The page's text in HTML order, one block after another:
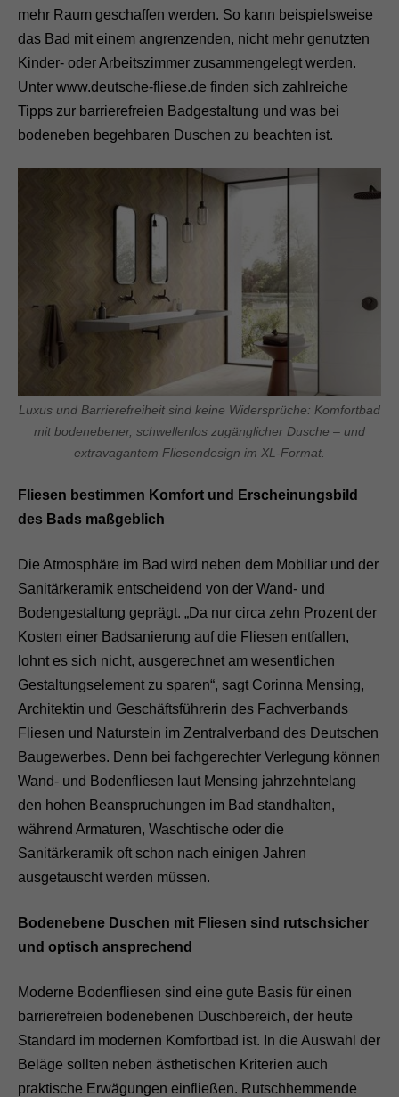
mehr Raum geschaffen werden. So kann beispielsweise
das Bad mit einem angrenzenden, nicht mehr genutzten
Kinder- oder Arbeitszimmer zusammengelegt werden.
Unter www.deutsche-fliese.de finden sich zahlreiche
Tipps zur barrierefreien Badgestaltung und was bei
bodeneben begehbaren Duschen zu beachten ist.
Luxus und Barrierefreiheit sind keine Widersprüche: Komfortbad
mit bodenebener, schwellenlos zugänglicher Dusche – und
extravagantem Fliesendesign im XL-Format.
Fliesen bestimmen Komfort und Erscheinungsbild
des Bads maßgeblich
Die Atmosphäre im Bad wird neben dem Mobiliar und der
Sanitärkeramik entscheidend von der Wand- und
Bodengestaltung geprägt. „Da nur circa zehn Prozent der
Kosten einer Badsanierung auf die Fliesen entfallen,
lohnt es sich nicht, ausgerechnet am wesentlichen
Gestaltungselement zu sparen“, sagt Corinna Mensing,
Architektin und Geschäftsführerin des Fachverbands
Fliesen und Naturstein im Zentralverband des Deutschen
Baugewerbes. Denn bei fachgerechter Verlegung können
Wand- und Bodenfliesen laut Mensing jahrzehntelang
den hohen Beanspruchungen im Bad standhalten,
während Armaturen, Waschtische oder die
Sanitärkeramik oft schon nach einigen Jahren
ausgetauscht werden müssen.
Bodenebene Duschen mit Fliesen sind rutschsicher
und optisch ansprechend
Moderne Bodenfliesen sind eine gute Basis für einen
barrierefreien bodenebenen Duschbereich, der heute
Standard im modernen Komfortbad ist. In die Auswahl der
Beläge sollten neben ästhetischen Kriterien auch
praktische Erwägungen einfließen. Rutschhemmende